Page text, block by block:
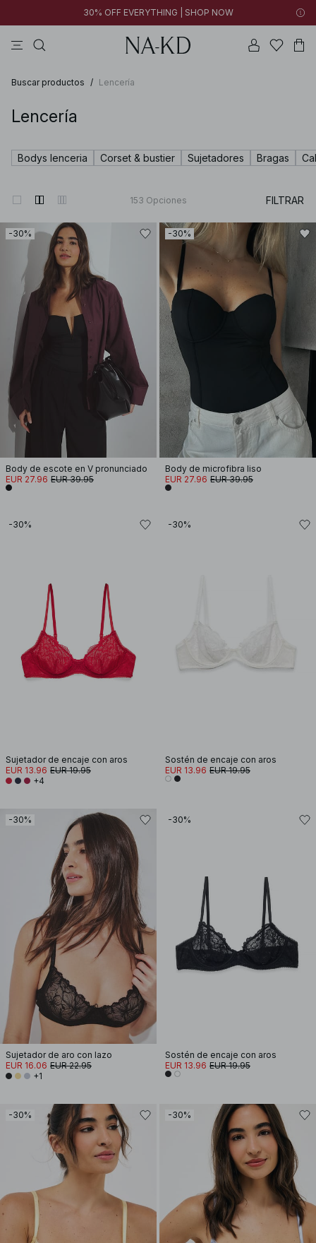
30% OFF EVERYTHING | SHOP NOW
Buscar productos / Lencería
Lencería
Bodys lenceria Corset & bustier Sujetadores Bragas
153 Opciones FILTRAR
-30%
Body de escote en V pronunciado
EUR 27.96 EUR 39.95
-30%
Body de microfibra liso
EUR 27.96 EUR 39.95
-30%
Sujetador de encaje con aros
EUR 13.96 EUR 19.95
+4
-30%
Sostén de encaje con aros
EUR 13.96 EUR 19.95
-30%
Sujetador de aro con lazo
EUR 16.06 EUR 22.95
+1
-30%
Sostén de encaje con aros
EUR 13.96 EUR 19.95
-30% -30%